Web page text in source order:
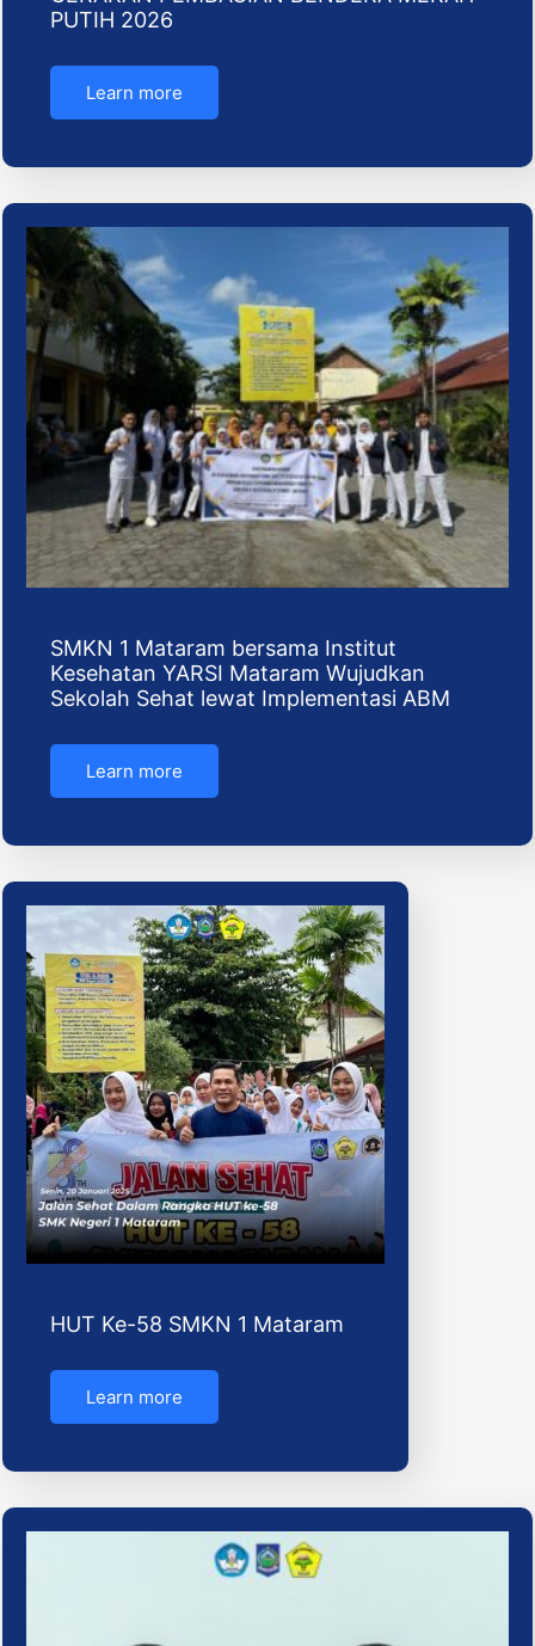
PUTIH 2026
Learn more
SMKN 1 Mataram bersama Institut
Kesehatan YARSI Mataram Wujudkan
Sekolah Sehat lewat Implementasi ABM
Learn more
HUT Ke-58 SMKN 1 Mataram
Learn more